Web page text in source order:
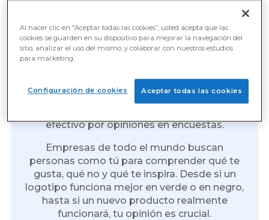
encuesta que realices
efectivo por opiniones en encuestas.
Empresas de todo el mundo buscan
personas como tú para comprender qué te
gusta, qué no y qué te inspira. Desde si un
logotipo funciona mejor en verde o en negro,
hasta si un nuevo producto realmente
funcionará, tu opinión es crucial.
Al hacer clic en “Aceptar todas las cookies”, usted acepta que las
cookies se guarden en su dispositivo para mejorar la navegación del
sitio, analizar el uso del mismo, y colaborar con nuestros estudios
para marketing.
Aceptar todas las cookies
Configuración de cookies